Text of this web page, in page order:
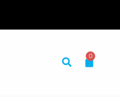
אחד לבית לעסק ולמשרד
0